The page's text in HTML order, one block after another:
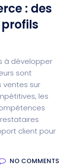
: des
à développer
sont
ventes sur
les
client pour
NO COMMENTS